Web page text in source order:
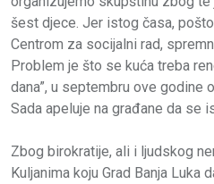
šest djece. Jer istog časa,
Centrom za socijalni rad,
Problem je što se kuća treba
dana”, u septembru ove godine
Sada apeluje na građane da se
Zbog birokratije, ali i ljudskog
Kuljanima koju Grad Banja Luka